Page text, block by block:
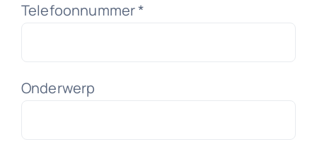
Telefoonnummer *
Onderwerp